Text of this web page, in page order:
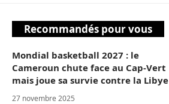
Recommandés pour vous
Mondial basketball 2027 : le
Cameroun chute face au Cap-Vert
mais joue sa survie contre la Libye
27 novembre 2025